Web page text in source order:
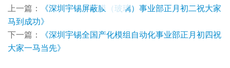
上一篇：
《深圳宇锡屏蔽膜（玻璃）事业部正月初二祝大家
马到成功》
下一篇：
《深圳宇锡全国产化模组自动化事业部正月初四祝
大家一马当先》